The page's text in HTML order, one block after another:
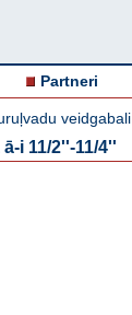
Partneri
veidgabali
i 11/2''-11/4''